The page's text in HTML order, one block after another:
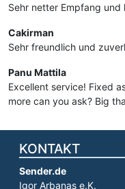
Sehr netter Empfang
Cakirman
Sehr freundlich und
Panu Mattila
Excellent service! Fixed
more can you ask? Big
KONTAKT
Sender.de
Igor Arbanas e.K.